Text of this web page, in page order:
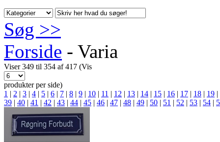
Søg >>
Forside - Varia
Viser 349 til 354 af 417 (Vis
produkter per side)
1 | 2 | 3 | 4 | 5 | 6 | 7 | 8 | 9 | 10 | 11 | 12 | 13 | 14 | 15 | 16 | 17 | 18 | 19 |
39 | 40 | 41 | 42 | 43 | 44 | 45 | 46 | 47 | 48 | 49 | 50 | 51 | 52 | 53 | 54 |